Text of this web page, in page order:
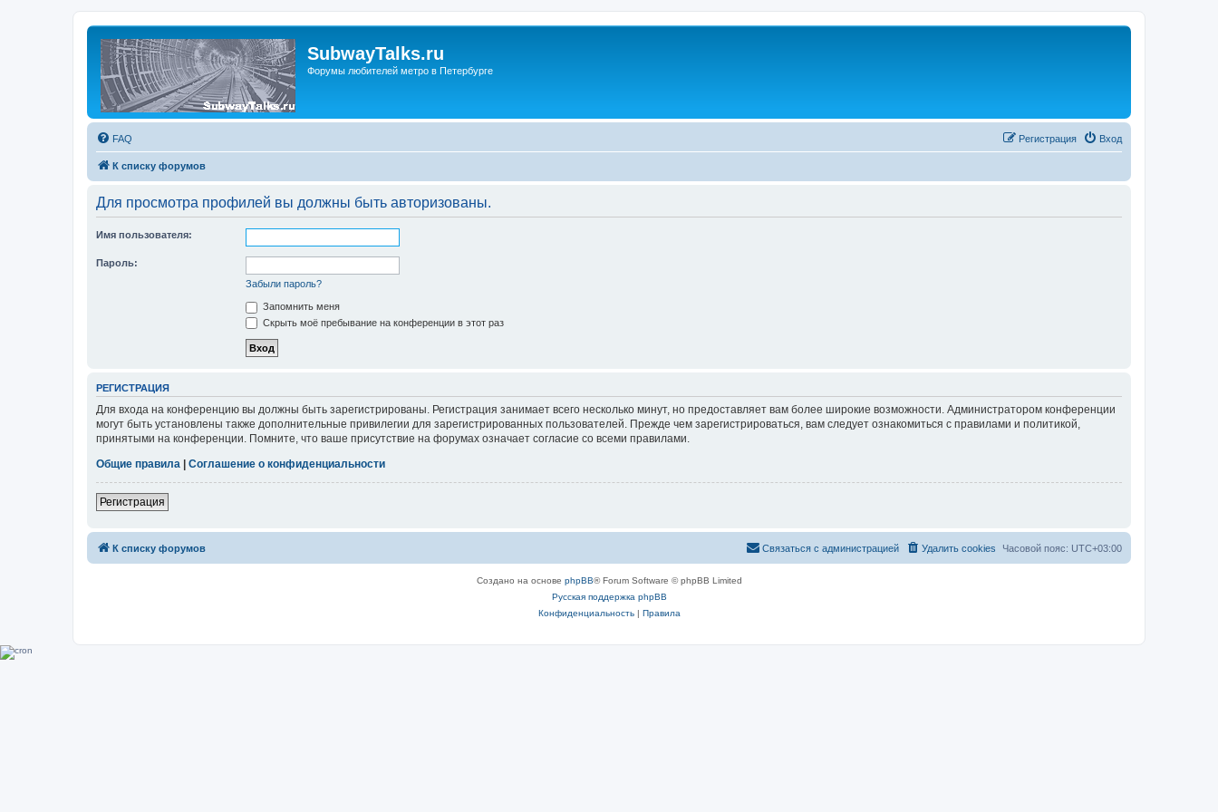
SubwayTalks.ru
Форумы любителей метро в Петербурге
FAQ Вход
Регистрация
К списку форумов
Для просмотра профилей вы должны быть авторизованы.
Имя пользователя:
Пароль:
Забыли пароль?
Запомнить меня
Скрыть моё пребывание на конференции в этот раз
РЕГИСТРАЦИЯ
Для входа на конференцию вы должны быть зарегистрированы. Регистрация занимает всего несколько минут, но предоставляет вам более широкие возможности. Администратором конференции
могут быть установлены также дополнительные привилегии для зарегистрированных пользователей. Прежде чем зарегистрироваться, вам следует ознакомиться с правилами и политикой,
принятыми на конференции. Помните, что ваше присутствие на форумах означает согласие со всеми правилами.
Общие правила | Соглашение о конфиденциальности
Регистрация
К списку форумов Часовой пояс: UTC+03:00
Удалить cookies
Связаться с администрацией
Создано на основе phpBB® Forum Software © phpBB Limited
Русская поддержка phpBB
Конфиденциальность| Правила